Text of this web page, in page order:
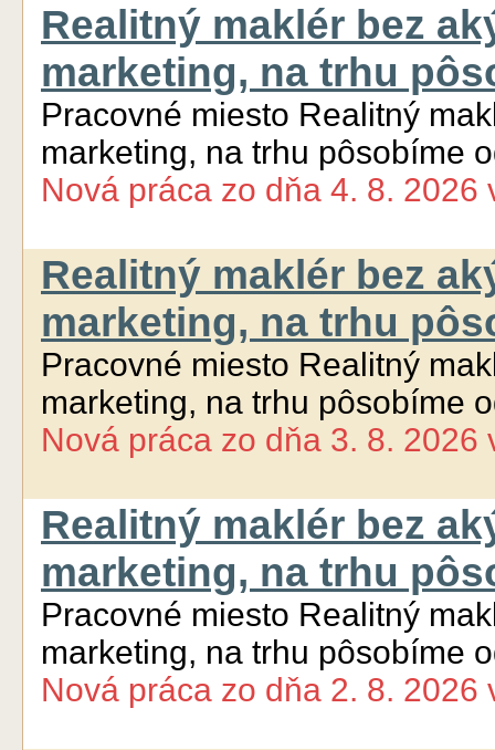
Realitný maklér bez
marketing, na trhu
Pracovné miesto Realitný
marketing, na trhu pôsobíme
Nová práca zo dňa 4. 8. 2026
Realitný maklér bez
marketing, na trhu
Pracovné miesto Realitný
marketing, na trhu pôsobíme
Nová práca zo dňa 3. 8. 2026
Realitný maklér bez
marketing, na trhu
Pracovné miesto Realitný
marketing, na trhu pôsobíme
Nová práca zo dňa 2. 8. 2026